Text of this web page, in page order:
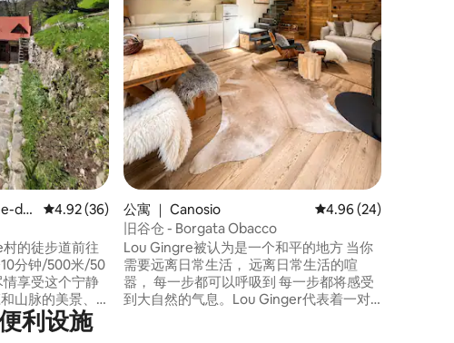
评价
de-
平均评分 4.92 分（满分 5 分），共 36 条评价
4.92 (36)
的徒步道前往
分钟/500米/50
享受这个宁静
山脉的美景、
平方米的土
前Grange已进
公寓 ｜ Canosio 平均评分 4.96 分（满
4.96 (24)
旧谷仓 - Borgata Obacco
Lou Gingre被认为是一个和平的地方 当你
需要远离日常生活， 远离日常生活的喧
嚣， 每一步都可以呼吸到 每一步都将感受
到大自然的气息。Lou Ginger代表着一对
利设施